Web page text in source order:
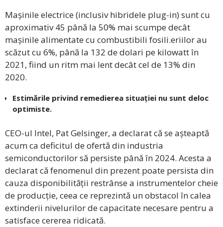
Mașinile electrice (inclusiv hibridele plug-in) sunt cu
aproximativ 45 până la 50% mai scumpe decât
mașinile alimentate cu combustibili fosili.eriilor au
scăzut cu 6%, până la 132 de dolari pe kilowatt în
2021, fiind un ritm mai lent decât cel de 13% din
2020.
Estimările privind remedierea situației nu sunt deloc
optimiste.
CEO-ul Intel, Pat Gelsinger, a declarat că se așteaptă
acum ca deficitul de ofertă din industria
semiconductorilor să persiste până în 2024. Acesta a
declarat că fenomenul din prezent poate persista din
cauza disponibilității restrânse a instrumentelor cheie
de producție, ceea ce reprezintă un obstacol în calea
extinderii nivelurilor de capacitate necesare pentru a
satisface cererea ridicată.